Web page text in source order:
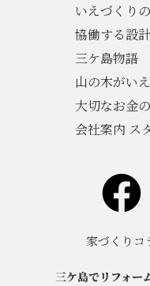
いえづくり
協働する設
三ケ島物語
山の木がい
大切なお金
会社案内 ス
家づくりコ
三ケ島でリフォー